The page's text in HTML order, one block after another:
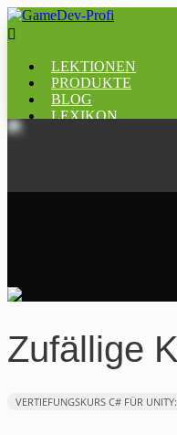

LEKTIONEN
PRODUKTE
BLOG
LEXIKON
Zufällige
VERTIEFUNGSKURS C# FÜR